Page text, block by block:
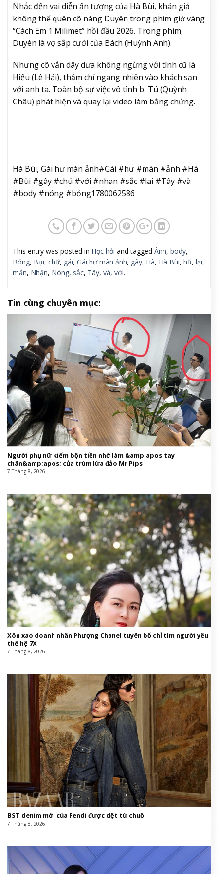
Nhắc đến vai diễn ấn tượng của Hà Bùi, khán giả
không thể quên cô nàng Duyên trong phim giờ vàng
“Cách Em 1 Milimet” hồi đầu 2026. Trong phim,
Duyên là vợ sắp cưới của Bách (Huỳnh Anh).
Nhưng cô vẫn dây dưa không ngừng với tình cũ là
Hiếu (Lê Hải), thậm chí ngang nhiên vào khách sạn
với anh ta. Toàn bộ sự việc vô tình bị Tú (Quỳnh
Châu) phát hiện và quay lại video làm bằng chứng.
Hà Bùi, Gái hư màn ảnh#Gái #hư #màn #ảnh #Hà
#Bùi #gây #chú #với #nhan #sắc #lai #Tây #và
#body #nóng #bỏng1780062586
This entry was posted in Học hỏi and tagged Ánh, body,
Bóng, Bụi, chữ, gái, Gái hư màn ảnh, gây, Hà, Hà Bùi, hũ, lại,
mắn, Nhận, Nóng, sắc, Tây, và, với.
Tin cùng chuyên mục:
Người phụ nữ kiếm bộn tiền nhờ làm &amp;apos;tay
chân&amp;apos; của trùm lừa đảo Mr Pips
7 Tháng 8, 2026
Xôn xao doanh nhân Phượng Chanel tuyên bố chỉ tìm người yêu
thế hệ 7X
7 Tháng 8, 2026
BST denim mới của Fendi được dệt từ chuối
7 Tháng 8, 2026